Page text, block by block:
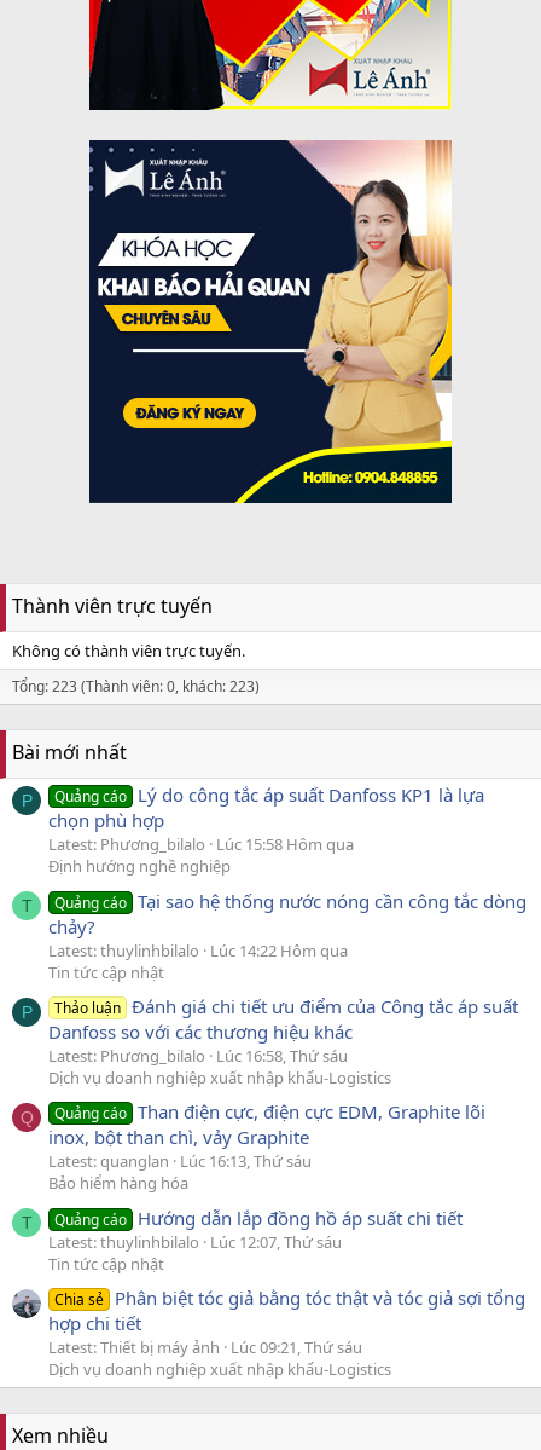
Thành viên trực tuyến
Không có thành viên trực tuyến.
Tổng: 223 (Thành viên: 0, khách: 223)
Bài mới nhất
P Quảng cáo Lý do công tắc áp suất Danfoss KP1 là lựa
chọn phù hợp
Latest: Phương_bilalo
Lúc 15:58 Hôm qua
Định hướng nghề nghiệp
T Quảng cáo Tại sao hệ thống nước nóng cần công tắc dòng
chảy?
Latest: thuylinhbilalo
Lúc 14:22 Hôm qua
Tin tức cập nhật
P Thảo luận Đánh giá chi tiết ưu điểm của Công tắc áp suất
Danfoss so với các thương hiệu khác
Latest: Phương_bilalo
Lúc 16:58, Thứ sáu
Dịch vụ doanh nghiệp xuất nhập khẩu-Logistics
Q Quảng cáo Than điện cực, điện cực EDM, Graphite lõi
inox, bột than chì, vảy Graphite
Latest: quanglan
Lúc 16:13, Thứ sáu
Bảo hiểm hàng hóa
T Quảng cáo Hướng dẫn lắp đồng hồ áp suất chi tiết
Latest: thuylinhbilalo
Lúc 12:07, Thứ sáu
Tin tức cập nhật
Chia sẻ Phân biệt tóc giả bằng tóc thật và tóc giả sợi tổng
hợp chi tiết
Latest: Thiết bị máy ảnh
Lúc 09:21, Thứ sáu
Dịch vụ doanh nghiệp xuất nhập khẩu-Logistics
Xem nhiều